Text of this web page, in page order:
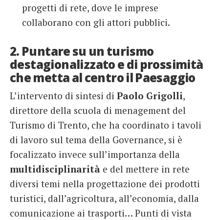
progetti di rete, dove le imprese
collaborano con gli attori pubblici.
2. Puntare su un turismo
destagionalizzato e di prossimità
che metta al centro il Paesaggio
L’intervento di sintesi di Paolo Grigolli,
direttore della scuola di menagement del
Turismo di Trento, che ha coordinato i tavoli
di lavoro sul tema della Governance, si è
focalizzato invece sull’importanza della
multidisciplinarità e del mettere in rete
diversi temi nella progettazione dei prodotti
turistici, dall’agricoltura, all’economia, dalla
comunicazione ai trasporti… Punti di vista